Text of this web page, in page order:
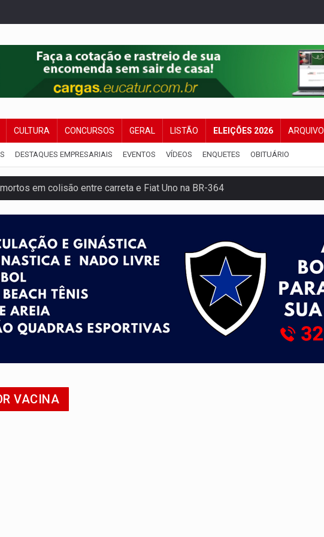
CULTURA CONCURSOS GERAL LISTÃO ELEIÇÕES 2026 ARQUIVO
DESTAQUES EMPRESARIAIS EVENTOS VÍDEOS ENQUETES OBITUÁRIO
em colisão entre carreta e Fiat Uno na BR-364
da legislação sobre transporte de cargas por empresa
sexual infantil na internet e via IA
nuclear, defesa e ciência em Brasília
quatro mortos e um em estado grave na BR
nacional com participação de Marcela Bonfim
isoladas nesta sexta-feira (7)
armas de facção é preso com revólveres e espingardas
VACINA